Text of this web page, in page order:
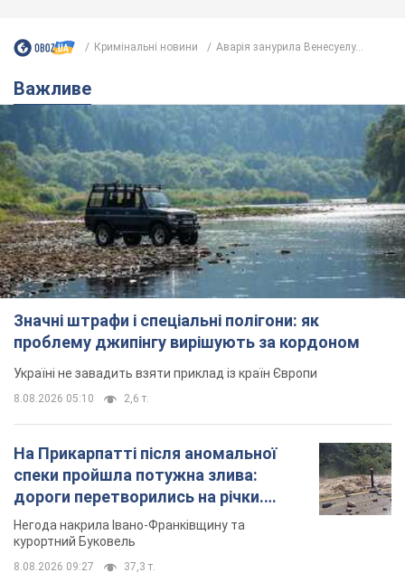
Кримінальні новини Аварія занурила Венесуелу...
Важливе
Значні штрафи і спеціальні полігони: як
проблему джипінгу вирішують за кордоном
Україні не завадить взяти приклад із країн Європи
8.08.2026 05:10 2,6 т.
На Прикарпатті після аномальної
спеки пройшла потужна злива:
дороги перетворились на річки.
Відео
Негода накрила Івано-Франківщину та
курортний Буковель
8.08.2026 09:27 37,3 т.